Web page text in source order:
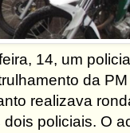
14, um
da
realizava
policiais. O